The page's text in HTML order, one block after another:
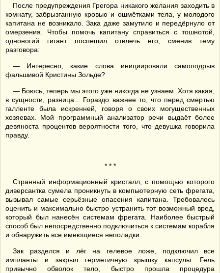
После предупреждения Грегора никакого желания заходить в
комнату, забрызганную кровью и ошмётками тела, у молодого
капитана не возникало. Зака даже замутило и передёрнуло от
омерзения. Чтобы помочь капитану справиться с тошнотой,
одноногий гигант поспешил отвлечь его, сменив тему
разговора:
— Интересно, какие слова инициировали самоподрыв
фальшивой Кристины Зольде?
— Боюсь, теперь мы этого уже никогда не узнаем. Хотя какая,
в сущности, разница... Гораздо важнее то, что перед смертью
галленте была искренней, говоря о своих могущественных
хозяевах. Мой программный анализатор речи выдаёт более
девяноста процентов вероятности того, что девушка говорила
правду.
* * *
Странный информационный кристалл, с помощью которого
диверсантка сумела проникнуть в компьютерную сеть фрегата,
вызывал самые серьёзные опасения капитана. Требовалось
оценить и максимально быстро устранить тот возможный вред,
который был нанесён системам фрегата. Наиболее быстрый
способ был непосредственно подключиться к системам корабля
и обнаружить все имеющиеся неполадки.
Зак разделся и лёг на гелевое ложе, подключил все
импланты и закрыл герметичную крышку капсулы. Гель
привычно обволок тело, быстро прошла процедура